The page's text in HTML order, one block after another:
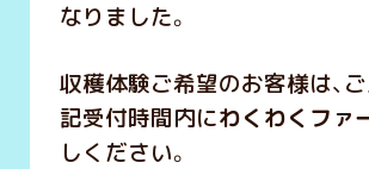
なりました。
収穫体験ご希望のお客様は、
記受付時間内にわくわくファ
しください。